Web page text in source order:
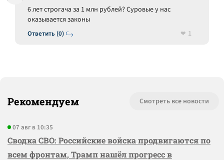
Ответить (0)
6 лет строгача за 1 млн рублей? Суровые у нас
оказывается законы
1
Рекомендуем Смотреть все новости
07 авг в 10:35
Сводка СВО: Российские войска продвигаются по
всем фронтам, Трамп нашёл прогресс в